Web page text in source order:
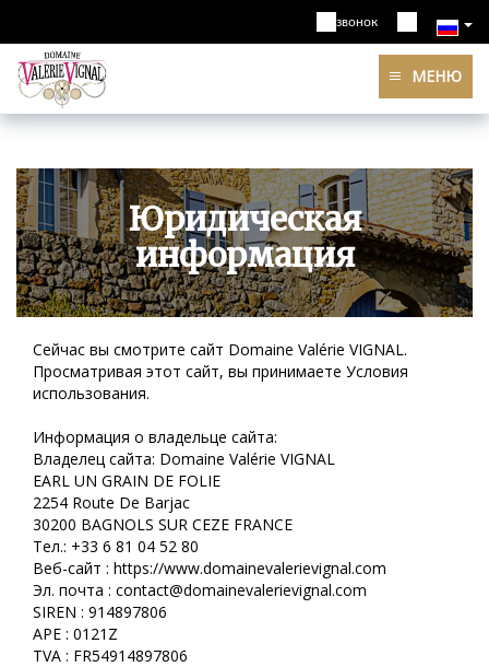
звонок
МЕНЮ
Юридическая
информация
Сейчас вы смотрите сайт Domaine Valérie VIGNAL.
Просматривая этот сайт, вы принимаете Условия
использования.
Информация о владельце сайта:
Владелец сайта: Domaine Valérie VIGNAL
EARL UN GRAIN DE FOLIE
2254 Route De Barjac
30200 BAGNOLS SUR CEZE FRANCE
Тел.: +33 6 81 04 52 80
Веб-сайт : https://www.domainevalerievignal.com
Эл. почта : contact@domainevalerievignal.com
SIREN : 914897806
APE : 0121Z
TVA : FR54914897806